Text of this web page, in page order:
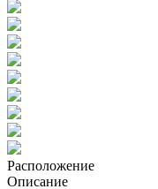
Расположение
Описание